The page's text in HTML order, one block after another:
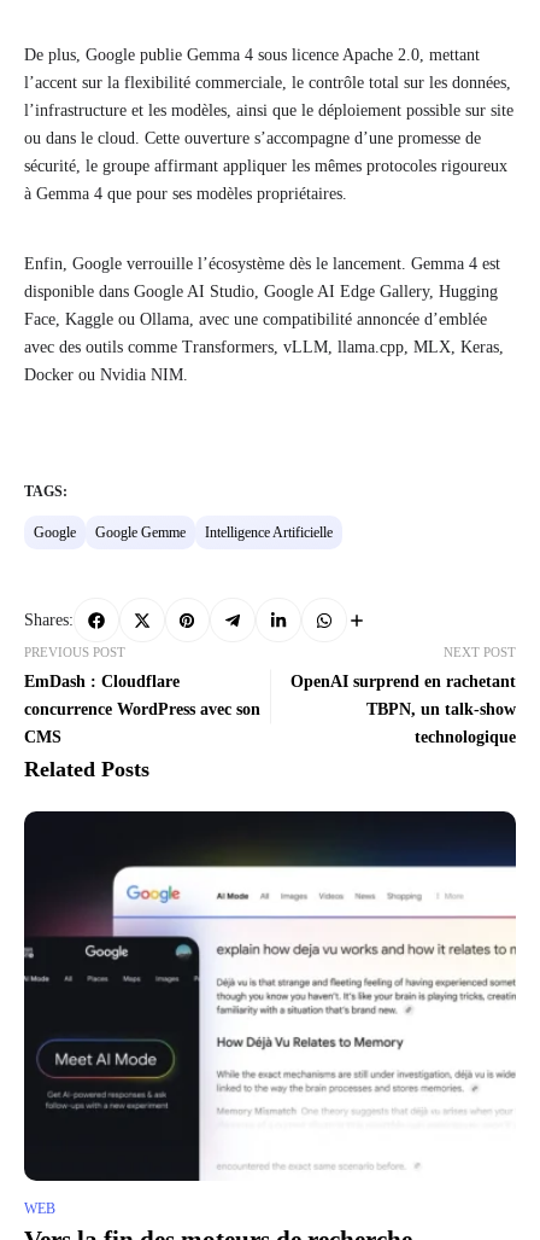
De plus, Google publie Gemma 4 sous licence Apache 2.0, mettant
l’accent sur la flexibilité commerciale, le contrôle total sur les données,
l’infrastructure et les modèles, ainsi que le déploiement possible sur site
ou dans le cloud. Cette ouverture s’accompagne d’une promesse de
sécurité, le groupe affirmant appliquer les mêmes protocoles rigoureux
à Gemma 4 que pour ses modèles propriétaires.
Enfin, Google verrouille l’écosystème dès le lancement. Gemma 4 est
disponible dans Google AI Studio, Google AI Edge Gallery, Hugging
Face, Kaggle ou Ollama, avec une compatibilité annoncée d’emblée
avec des outils comme Transformers, vLLM, llama.cpp, MLX, Keras,
Docker ou Nvidia NIM.
TAGS:
Google Google Gemme Intelligence Artificielle
Shares:
PREVIOUS POST
EmDash : Cloudflare
concurrence WordPress avec son
CMS
NEXT POST
OpenAI surprend en rachetant
TBPN, un talk-show
technologique
Related Posts
WEB